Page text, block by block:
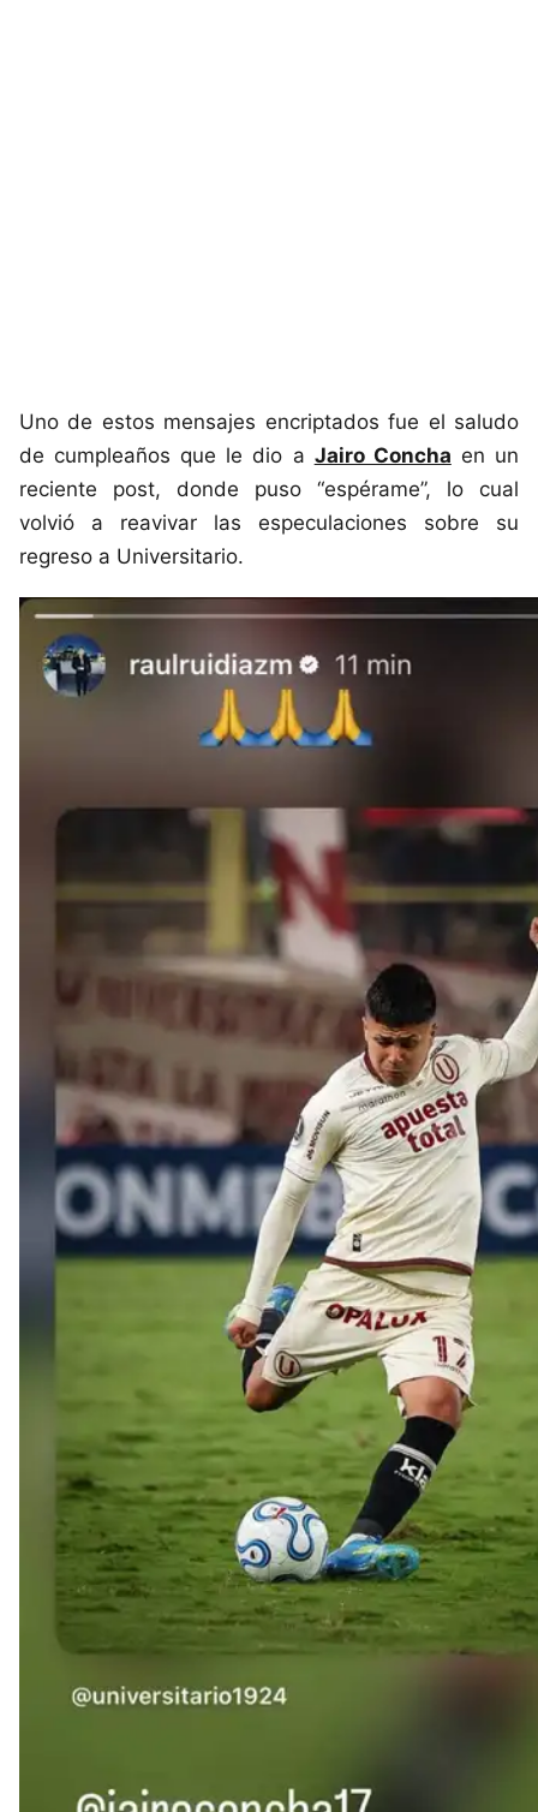
Uno de estos mensajes encriptados fue el saludo
de cumpleaños que le dio a Jairo Concha en un
reciente post, donde puso “espérame”, lo cual
volvió a reavivar las especulaciones sobre su
regreso a Universitario.